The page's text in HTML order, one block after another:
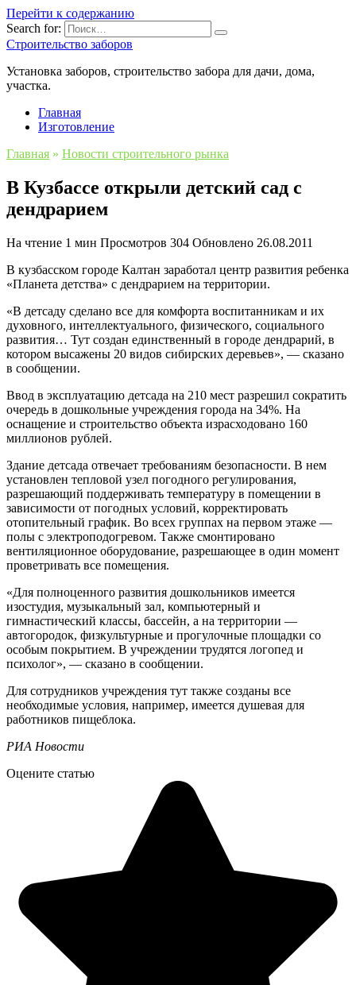
Перейти к содержанию
Search for:
Строительство заборов
Установка заборов, строительство забора для дачи, дома,
участка.
Главная
Изготовление
Главная » Новости строительного рынка
В Кузбассе открыли детский сад с
дендрарием
На чтение 1 мин Просмотров 304 Обновлено 26.08.2011
В кузбасском городе Калтан заработал центр развития ребенка
«Планета детства» с дендрарием на территории.
«В детсаду сделано все для комфорта воспитанникам и их
духовного, интеллектуального, физического, социального
развития… Тут создан единственный в городе дендрарий, в
котором высажены 20 видов сибирских деревьев», — сказано
в сообщении.
Ввод в эксплуатацию детсада на 210 мест разрешил сократить
очередь в дошкольные учреждения города на 34%. На
оснащение и строительство объекта израсходовано 160
миллионов рублей.
Здание детсада отвечает требованиям безопасности. В нем
установлен тепловой узел погодного регулирования,
разрешающий поддерживать температуру в помещении в
зависимости от погодных условий, корректировать
отопительный график. Во всех группах на первом этаже —
полы с электроподогревом. Также смонтировано
вентиляционное оборудование, разрешающее в один момент
проветривать все помещения.
«Для полноценного развития дошкольников имеется
изостудия, музыкальный зал, компьютерный и
гимнастический классы, бассейн, а на территории —
автогородок, физкультурные и прогулочные площадки со
особым покрытием. В учреждении трудятся логопед и
психолог», — сказано в сообщении.
Для сотрудников учреждения тут также созданы все
необходимые условия, например, имеется душевая для
работников пищеблока.
РИА Новости
Оцените статью